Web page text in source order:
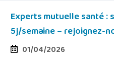
Experts mutuelle santé :
5j/semaine – rejoignez-
01/04/2026